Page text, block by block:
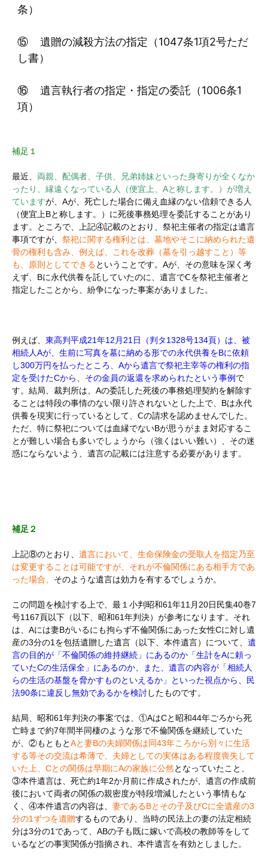
条）
⑮ 遺贈の減殺方法の指定（1047条1項2号ただ
し書）
⑯ 遺言執行者の指定・指定の委託（1006条1
項）
補足１
最近、 両親、配偶者、子供、兄弟姉妹といった身寄りが全くなか
ったり、縁遠くなっている人（便宜上、Aと称します。）が増え
ていますが、Aが、死亡した場合に備え血縁のない信頼できる人
（便宜上Bと称します。）に死後事務処理を委託することがあり
ます。ところで、上記④記載のとおり、祭祀主催者の指定は遺言
事項ですが、 祭祀に関する権利とは、墓地やそこに納められた遺
骨の権利も含み、例えば、これを改葬（墓を引っ越すこと）等
も、原則としてできるということです。Aが、その意味を深く考
えず、Bに永代供養を託していたのに、遺言でⅭを祭祀主催者と
指定したことから、紛争になった事案がありました。
例えば、 東高判平成21年12月21日（判タ1328号134頁）は、被
相続人Aが、生前に写真を墓に納める形での永代供養をBに依頼
し300万円を払ったところ、Aから遺言で祭祀主宰等の権利の指
定を受けたCから、その金員の返還を求められたという事例 で
す。結局、裁判所は、Aの委託した死後の事務処理契約を解除す
ることは特段の事情のない限り許されないとした上で、Bは永代
供養を現実に行っているとして、Ⅽの請求を認めませんでした。
ただ、特に祭祀については血縁でないBが思うがまま対応するこ
とが難しい場合も多いでしょうから（強くはいい難い）、その迷
惑にならないよう、遺言の記載には注意する必要があります。
補足２
上記⑧のとおり、 遺言において、生命保険金の受取人を指定乃至
は変更することは可能ですが、それが不倫関係にある相手方であ
った場合、 そのような遺言は効力を有するでしょうか。
この問題を検討する上で、最１小判昭和61年11月20日民集40巻7
号1167頁以下（以下、昭和61年判決）が参考になります。それ
は、Aには妻Bがいるにも拘らず不倫関係にあった女性Cに対し遺
産の3分の1を包括遺贈した遺言（以下、本件遺言）について、 遺
言の目的が「不倫関係の維持継続」にあるのか「生計をAに頼っ
ていたCの生活保全」にあるのか、また、遺言の内容が「相続人
らの生活の基盤を脅かすものといえるか」といった視点から、民
法90条に違反し無効であるかを検討したものです。
結局、昭和61年判決の事案では、①AはCと昭和44年ごろから死
亡時まで約7年間半同棲のような形で不倫関係を継続していた
が、②もともとAと妻Bの夫婦関係は同43年ころから別々に生活
する等その交流は希薄で、夫婦としての実体はある程度喪失して
いた上、Cとの関係は早期にAの家族に公然と なっていたこと、
③本件遺言は、死亡約1年2か月前に作成されたが、遺言の作成前
後において両者の関係の親密度が特段増減したという事情もな
く、④本件遺言の内容は、 妻であるBとその子及びCに全遺産の3
分の1ずつを遺贈するものであり、当時の民法上の妻の法定相続
分は3分の1であって、ABの子も既に嫁いで高校の教師等をして
いるなどの事実関係が指摘され、本件遺言を有効としました。